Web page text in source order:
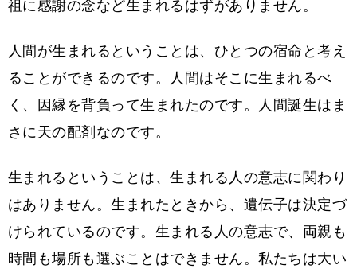
祖に感謝の念など生まれるはずがありません。
人間が生まれるということは、ひとつの宿命と考え
ることができるのです。人間はそこに生まれるべ
く、因縁を背負って生まれたのです。人間誕生はま
さに天の配剤なのです。
生まれるということは、生まれる人の意志に関わり
はありません。生まれたときから、遺伝子は決定づ
けられているのです。生まれる人の意志で、両親も
時間も場所も選ぶことはできません。私たちは大い